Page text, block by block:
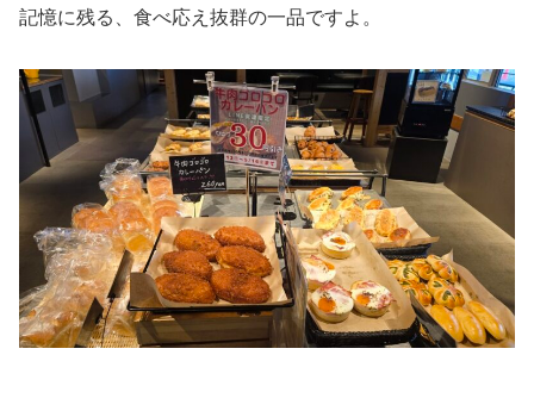
記憶に残る、食べ応え抜群の一品ですよ。